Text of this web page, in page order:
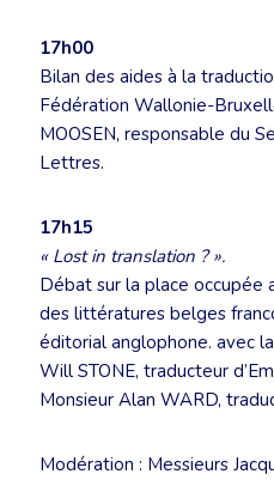
17h00
Bilan des aides à la
Fédération Wallonie-
MOOSEN, responsable du
Lettres.
17h15
« Lost in translation ? ».
Débat sur la place occupée
des littératures belges
éditorial anglophone. avec
Will STONE, traducteur
Monsieur Alan WARD,
Modération : Messieurs